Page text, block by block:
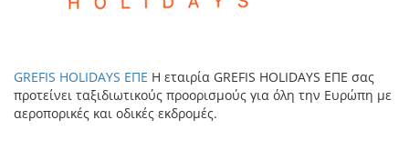
GREFIS HOLIDAYS ΕΠΕ H εταιρία GREFIS HOLIDAYS ΕΠΕ σας
προτείνει ταξιδιωτικούς προορισμούς για όλη την Ευρώπη με
αεροπορικές και οδικές εκδρομές.